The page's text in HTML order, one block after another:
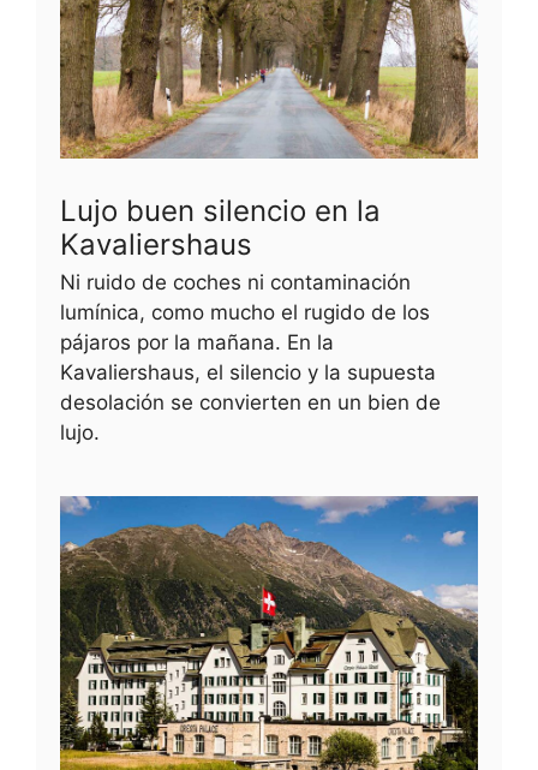
Lujo buen silencio en la
Kavaliershaus
Ni ruido de coches ni contaminación
lumínica, como mucho el rugido de los
pájaros por la mañana. En la
Kavaliershaus, el silencio y la supuesta
desolación se convierten en un bien de
lujo.